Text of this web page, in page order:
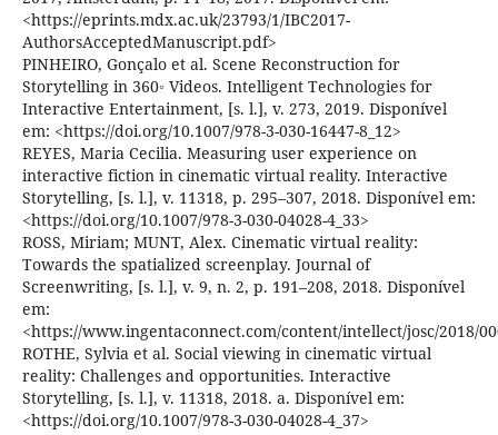
<https://eprints.mdx.ac.uk/23793/1/IBC2017-
AuthorsAcceptedManuscript.pdf>
PINHEIRO, Gonçalo et al. Scene Reconstruction for
Storytelling in 360◦ Videos. Intelligent Technologies for
Interactive Entertainment, [s. l.], v. 273, 2019. Disponível
em: <https://doi.org/10.1007/978-3-030-16447-8_12>
REYES, Maria Cecilia. Measuring user experience on
interactive fiction in cinematic virtual reality. Interactive
Storytelling, [s. l.], v. 11318, p. 295–307, 2018. Disponível em:
<https://doi.org/10.1007/978-3-030-04028-4_33>
ROSS, Miriam; MUNT, Alex. Cinematic virtual reality:
Towards the spatialized screenplay. Journal of
Screenwriting, [s. l.], v. 9, n. 2, p. 191–208, 2018. Disponível
em:
<https://www.ingentaconnect.com/content/intellect/josc/2018/
ROTHE, Sylvia et al. Social viewing in cinematic virtual
reality: Challenges and opportunities. Interactive
Storytelling, [s. l.], v. 11318, 2018. a. Disponível em:
<https://doi.org/10.1007/978-3-030-04028-4_37>